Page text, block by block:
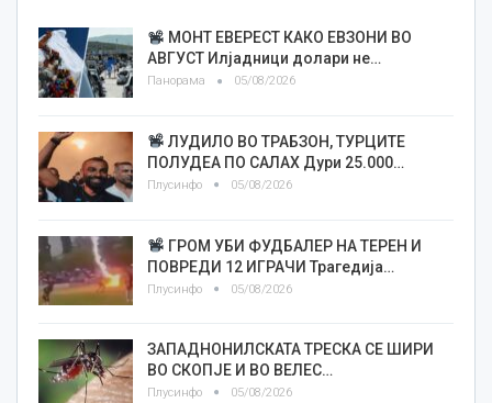
МОНТ ЕВЕРЕСТ КАКО ЕВЗОНИ ВО
АВГУСТ Илјадници долари не…
Панорама 05/08/2026
ЛУДИЛО ВО ТРАБЗОН, ТУРЦИТЕ
ПОЛУДЕА ПО САЛАХ Дури 25.000…
Плусинфо 05/08/2026
ГРОМ УБИ ФУДБАЛЕР НА ТЕРЕН И
ПОВРЕДИ 12 ИГРАЧИ Трагедија…
Плусинфо 05/08/2026
ЗАПАДНОНИЛСКАТА ТРЕСКА СЕ ШИРИ
ВО СКОПЈЕ И ВО ВЕЛЕС…
Плусинфо 05/08/2026